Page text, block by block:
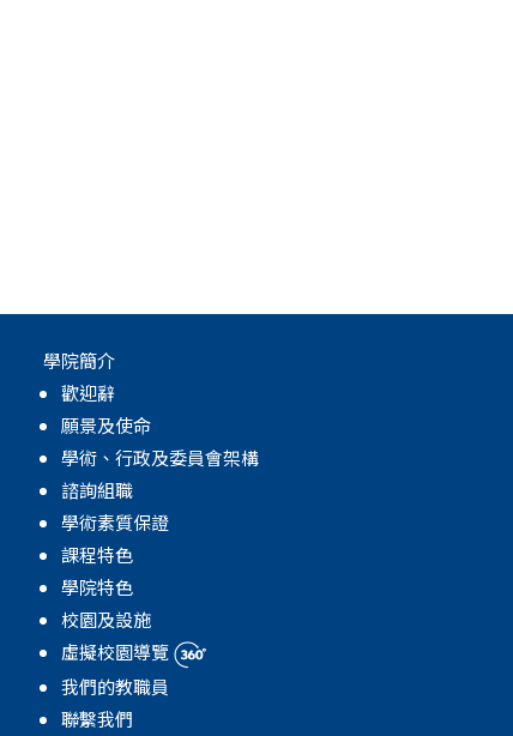
學院簡介
歡迎辭
願景及使命
學術、行政及委員會架構
諮詢組職
學術素質保證
課程特色
學院特色
校園及設施
虛擬校園導覽
我們的教職員
聯繫我們